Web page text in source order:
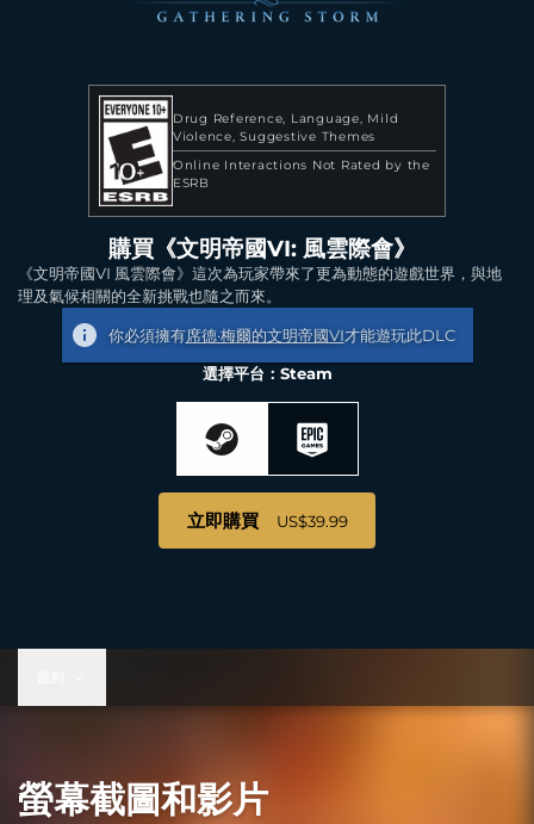
Drug Reference Language
Mild
Violence Suggestive Themes
Online Interactions Not Rated by the
ESRB
購買《文明帝國VI: 風雲際會》
《文明帝國VI 風雲際會》這次為玩家帶來了更為動態的遊戲世界，與地
理及氣候相關的全新挑戰也隨之而來。
你必須擁有席德·梅爾的文明帝國VI才能遊玩此DLC
選擇平台：Steam
立即購買 US$39.99
螢幕截圖和影片